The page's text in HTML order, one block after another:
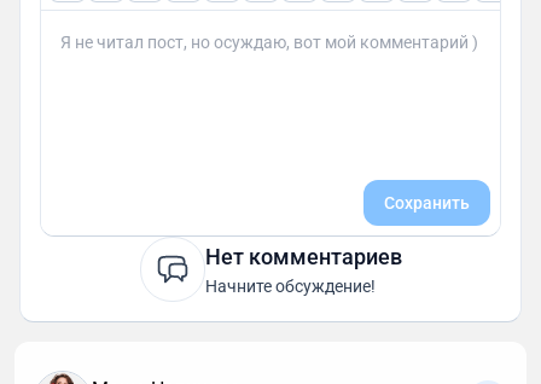
Сохранить
Нет комментариев
Начните обсуждение!